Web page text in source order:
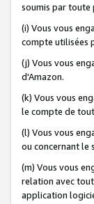
soumis par toute
(i) Vous vous
compte utilisées
(j) Vous vous
d'Amazon.
(k) Vous vous
le compte de
(l) Vous vous
ou concernant le
(m) Vous vous
relation avec
application